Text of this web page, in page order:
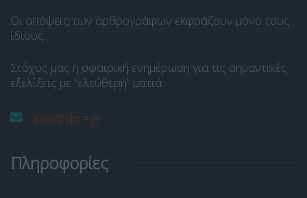
Οι απόψεις των αρθρογράφων εκφράζουν μόνο τους
ίδιους.
Στόχος μας η σφαιρική ενημέρωση για τις σημαντικές
εξελίξεις με “ελεύθερη” ματιά.
info@libre.gr
Πληροφορίες